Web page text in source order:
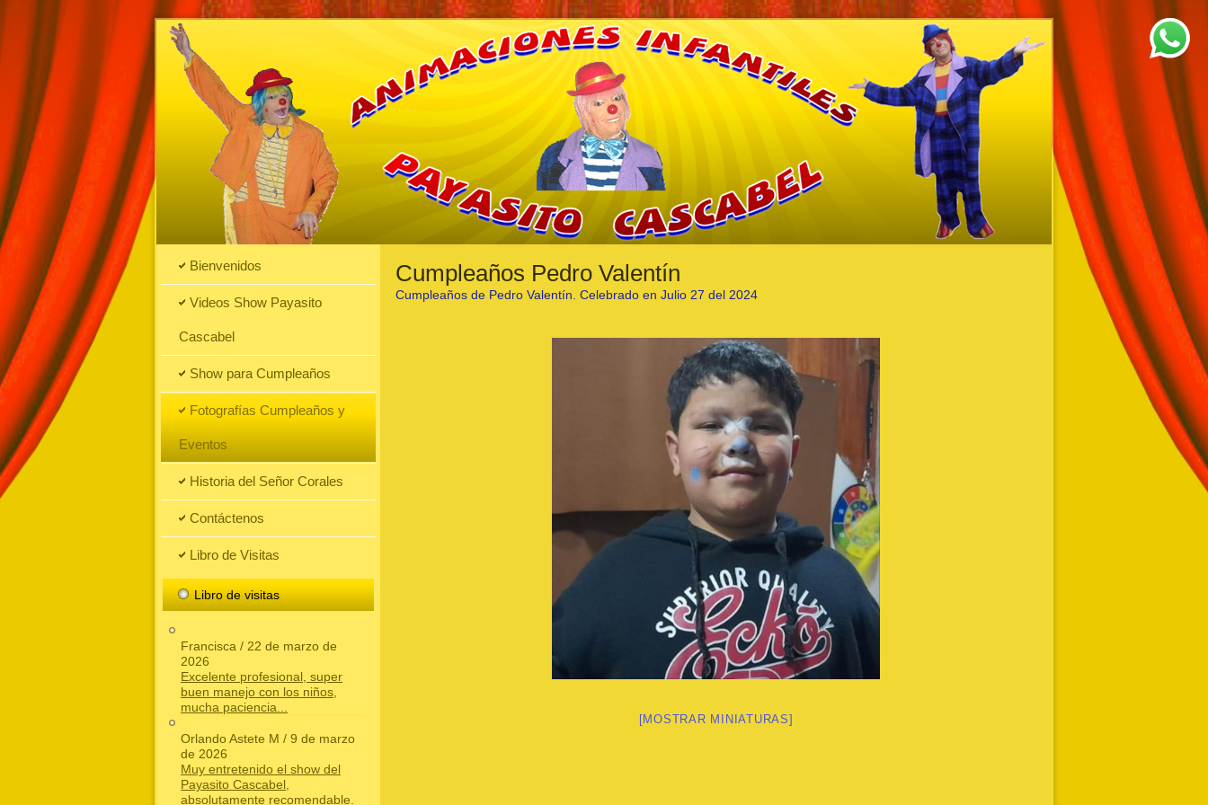
Bienvenidos
Videos Show Payasito
Cascabel
Show para Cumpleaños
Fotografías Cumpleaños y
Eventos
Historia del Señor Corales
Contáctenos
Libro de Visitas
Libro de visitas
Francisca / 22 de marzo de
2026
Excelente profesional, super
buen manejo con los niños,
mucha paciencia...
Orlando Astete M / 9 de marzo
de 2026
Muy entretenido el show del
Payasito Cascabel,
absolutamente recomendable.
Cumpleaños Pedro Valentín
Cumpleaños de Pedro Valentín. Celebrado en Julio 27 del 2024
[MOSTRAR MINIATURAS]